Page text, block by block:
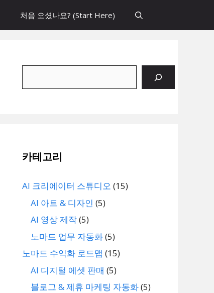
처음 오셨나요? (Start Here)
카테고리
AI 크리에이터 스튜디오 (15)
AI 아트 & 디자인 (5)
AI 영상 제작(5)
노마드 업무 자동화(5)
노마드 수익화 로드맵 (15)
AI 디지털 에셋 판매 (5)
블로그 & 제휴 마케팅 자동화(5)